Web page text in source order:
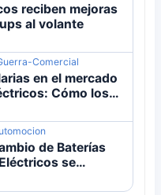
reciben mejoras
al volante
Comercial
en el mercado
Cómo los
y vehículos
de Baterías
se